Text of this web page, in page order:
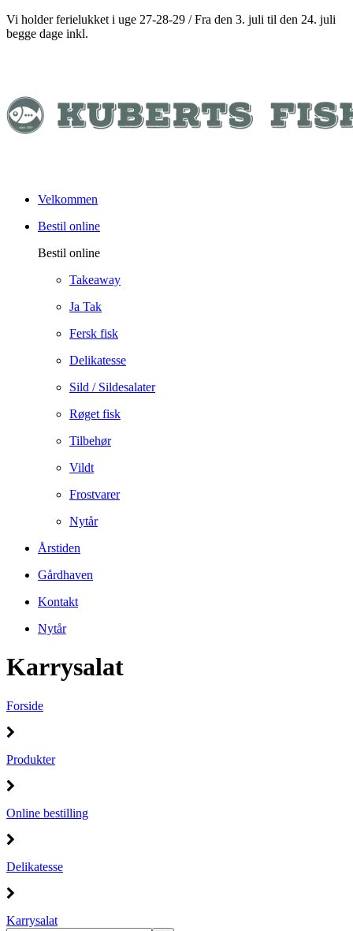
Vi holder ferielukket i uge 27-28-29 / Fra den 3. juli til den 24. juli
begge dage inkl.
Velkommen
Bestil online
Bestil online
Takeaway
Ja Tak
Fersk fisk
Delikatesse
Sild / Sildesalater
Røget fisk
Tilbehør
Vildt
Frostvarer
Nytår
Årstiden
Gårdhaven
Kontakt
Nytår
Karrysalat
Forside
Produkter
Online bestilling
Delikatesse
Karrysalat